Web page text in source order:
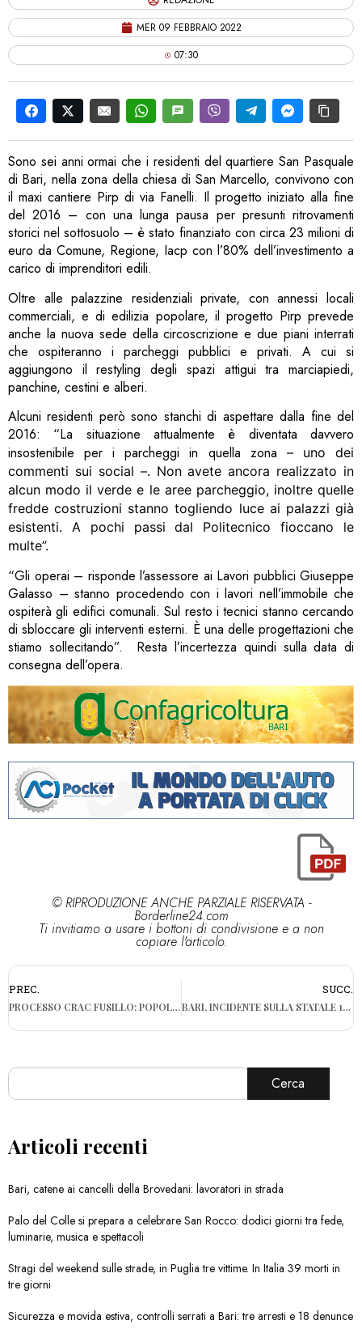
MER 09 FEBBRAIO 2022
07:30
Sono sei anni ormai che i residenti del quartiere San Pasquale
di Bari, nella zona della chiesa di San Marcello, convivono con
il maxi cantiere Pirp di via Fanelli. Il progetto iniziato alla fine
del 2016 – con una lunga pausa per presunti ritrovamenti
storici nel sottosuolo – è stato finanziato con circa 23 milioni di
euro da Comune, Regione, Iacp con l’80% dell’investimento a
carico di imprenditori edili.
Oltre alle palazzine residenziali private, con annessi locali
commerciali, e di edilizia popolare, il progetto Pirp prevede
anche la nuova sede della circoscrizione e due piani interrati
che ospiteranno i parcheggi pubblici e privati. A cui si
aggiungono il restyling degli spazi attigui tra marciapiedi,
panchine, cestini e alberi.
Alcuni residenti però sono stanchi di aspettare dalla fine del
2016: “La situazione attualmente è diventata davvero
insostenibile per i parcheggi in quella zona – uno dei
commenti sui social –. Non avete ancora realizzato in
alcun modo il verde e le aree parcheggio, inoltre quelle
fredde costruzioni stanno togliendo luce ai palazzi già
esistenti. A pochi passi dal Politecnico fioccano le
multe”.
“Gli operai – risponde l’assessore ai Lavori pubblici Giuseppe
Galasso – stanno procedendo con i lavori nell’immobile che
ospiterà gli edifici comunali. Sul resto i tecnici stanno cercando
di sbloccare gli interventi esterni. È una delle progettazioni che
stiamo sollecitando”. Resta l’incertezza quindi sulla data di
consegna dell’opera.
© RIPRODUZIONE ANCHE PARZIALE RISERVATA -
Borderline24.com
Ti invitiamo a usare i bottoni di condivisione e a non
copiare l'articolo.
PREC.
PROCESSO CRAC FUSILLO: POPOLARE DI BARI SARÀ PARTE CIVILE
SUCC.
BARI, INCIDENTE SULLA STATALE 16 DIREZIONE NORD: RALLENTAMENTI ALL’ALTEZZA DI PALESE
Cerca
Articoli recenti
Bari, catene ai cancelli della Brovedani: lavoratori in strada
Palo del Colle si prepara a celebrare San Rocco: dodici giorni tra fede,
luminarie, musica e spettacoli
Stragi del weekend sulle strade, in Puglia tre vittime. In Italia 39 morti in
tre giorni
Sicurezza e movida estiva, controlli serrati a Bari: tre arresti e 18 denunce